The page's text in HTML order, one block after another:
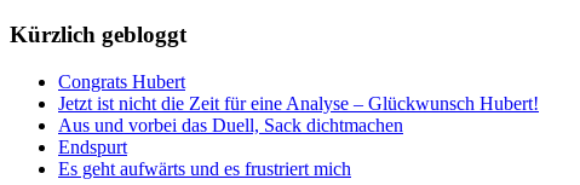
Kürzlich gebloggt
Congrats Hubert
Jetzt ist nicht die Zeit für eine Analyse – Glückwunsch Hubert!
Aus und vorbei das Duell, Sack dichtmachen
Endspurt
Es geht aufwärts und es frustriert mich